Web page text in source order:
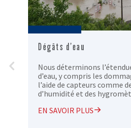
Dégâts d’eau
Nous déterminons
d’eau, y compris les
l’aide de capteurs comme
d’humidité et des
EN SAVOIR PLUS